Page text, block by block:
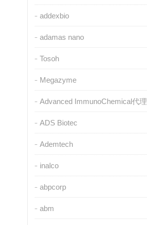
addexbio
adamas nano
Tosoh
Megazyme
Advanced ImmunoChemical代理
ADS Biotec
Ademtech
inalco
abpcorp
abm